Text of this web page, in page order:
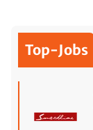
Top-Jobs